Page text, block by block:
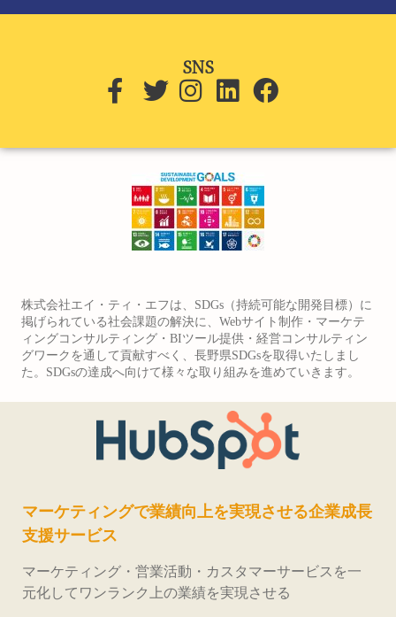
SNS
株式会社エイ・ティ・エフは、SDGs（持続可能な開発目標）に
掲げられている社会課題の解決に、Webサイト制作・マーケテ
ィングコンサルティング・BIツール提供・経営コンサルティン
グワークを通して貢献すべく、長野県SDGsを取得いたしまし
た。SDGsの達成へ向けて様々な取り組みを進めていきます。
マーケティングで業績向上を実現させる企業成長
支援サービス
マーケティング・営業活動・カスタマーサービスを一
元化してワンランク上の業績を実現させる